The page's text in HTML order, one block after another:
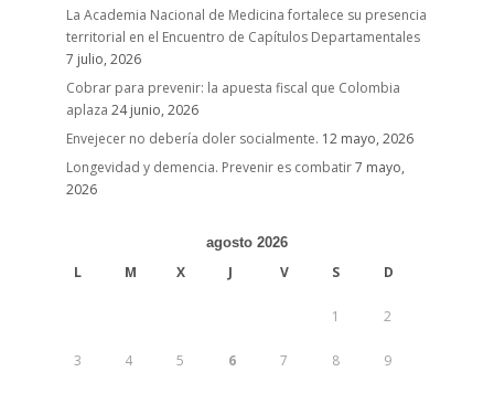
La Academia Nacional de Medicina fortalece su presencia
territorial en el Encuentro de Capítulos Departamentales
7 julio, 2026
Cobrar para prevenir: la apuesta fiscal que Colombia
aplaza 24 junio, 2026
Envejecer no debería doler socialmente. 12 mayo, 2026
Longevidad y demencia. Prevenir es combatir7 mayo,
2026
agosto 2026
L M X J V S D
1 2
3 4 5 6 7 8 9